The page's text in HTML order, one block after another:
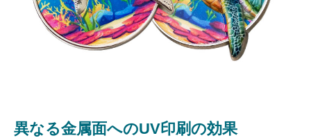
異なる金属面へのUV印刷の効果